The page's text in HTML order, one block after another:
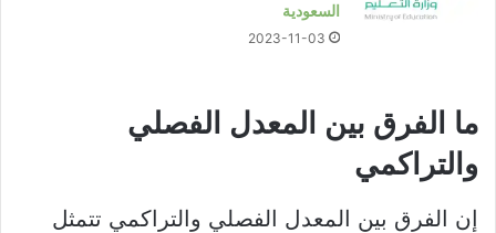
السعودية
2023-11-03
ما الفرق بين المعدل الفصلي
والتراكمي
إن الفرق بين المعدل الفصلي والتراكمي تتمثل